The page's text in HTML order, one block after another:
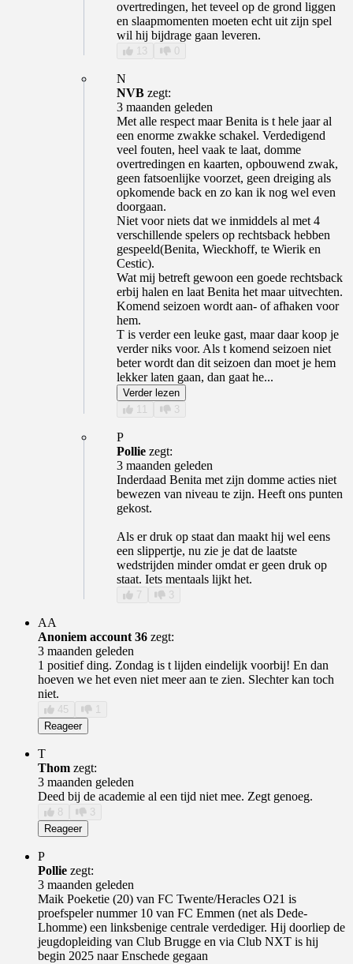
overtredingen, het teveel op de grond liggen
en slaapmomenten moeten echt uit zijn spel
wil hij bijdrage gaan leveren.
13 0
N
NVB zegt:
3 maanden geleden
Met alle respect maar Benita is t hele jaar al
een enorme zwakke schakel. Verdedigend
veel fouten, heel vaak te laat, domme
overtredingen en kaarten, opbouwend zwak,
geen fatsoenlijke voorzet, geen dreiging als
opkomende back en zo kan ik nog wel even
doorgaan.
Niet voor niets dat we inmiddels al met 4
verschillende spelers op rechtsback hebben
gespeeld(Benita, Wieckhoff, te Wierik en
Cestic).
Wat mij betreft gewoon een goede rechtsback
erbij halen en laat Benita het maar uitvechten.
Komend seizoen wordt aan- of afhaken voor
hem.
T is verder een leuke gast, maar daar koop je
verder niks voor. Als t komend seizoen niet
beter wordt dan dit seizoen dan moet je hem
lekker laten gaan, dan gaat he...
Verder lezen
11
3
P
Pollie zegt:
3 maanden geleden
Inderdaad Benita met zijn domme acties niet
bewezen van niveau te zijn. Heeft ons punten
gekost.
Als er druk op staat dan maakt hij wel eens
een slippertje, nu zie je dat de laatste
wedstrijden minder omdat er geen druk op
staat. Iets mentaals lijkt het.
7 3
AA
Anoniem account 36 zegt:
3 maanden geleden
1 positief ding. Zondag is t lijden eindelijk voorbij! En dan
hoeven we het even niet meer aan te zien. Slechter kan toch
niet.
45
1
Reageer
T
Thom zegt:
3 maanden geleden
Deed bij de academie al een tijd niet mee. Zegt genoeg.
8
3
Reageer
P
Pollie zegt:
3 maanden geleden
Maik Poeketie (20) van FC Twente/Heracles O21 is
proefspeler nummer 10 van FC Emmen (net als Dede-
Lhomme) een linksbenige centrale verdediger. Hij doorliep de
jeugdopleiding van Club Brugge en via Club NXT is hij
begin 2025 naar Enschede gegaan